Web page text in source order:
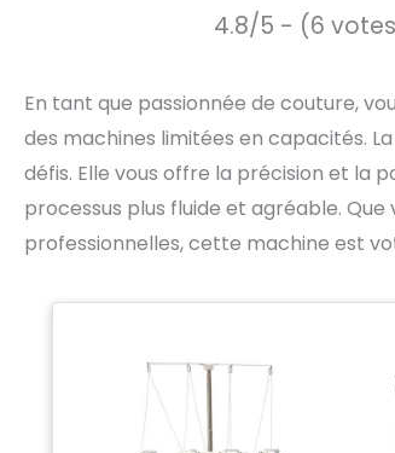
4.8/5 - (6
En tant que passionnée de couture,
des machines limitées en capacités.
défis. Elle vous offre la précision et la
processus plus fluide et agréable.
professionnelles, cette machine est